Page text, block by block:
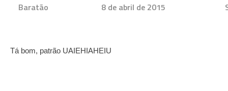
Baratão 8 de abril de 2015
Tá bom, patrão UAIEHIAHEIU